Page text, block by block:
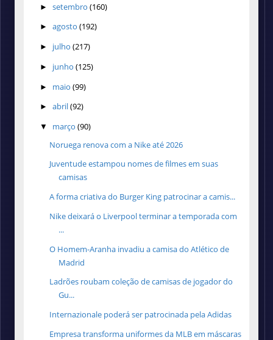
► setembro (160)
► agosto (192)
► julho (217)
► junho (125)
► maio (99)
► abril(92)
▼ março (90)
Noruega renova com a Nike até 2026
Juventude estampou nomes de filmes em suas
camisas
A forma criativa do Burger King patrocinar a camis...
Nike deixará o Liverpool terminar a temporada com
...
O Homem-Aranha invadiu a camisa do Atlético de
Madrid
Ladrões roubam coleção de camisas de jogador do
Gu...
Internazionale poderá ser patrocinada pela Adidas
Empresa transforma uniformes da MLB em máscaras